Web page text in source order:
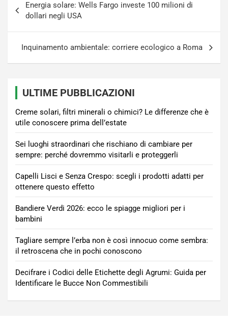
articoli
Energia solare: Wells Fargo investe 100 milioni di
dollari negli USA
Inquinamento ambientale: corriere ecologico a Roma
ULTIME PUBBLICAZIONI
Creme solari, filtri minerali o chimici? Le differenze che è
utile conoscere prima dell’estate
Sei luoghi straordinari che rischiano di cambiare per
sempre: perché dovremmo visitarli e proteggerli
Capelli Lisci e Senza Crespo: scegli i prodotti adatti per
ottenere questo effetto
Bandiere Verdi 2026: ecco le spiagge migliori per i
bambini
Tagliare sempre l’erba non è così innocuo come sembra:
il retroscena che in pochi conoscono
Decifrare i Codici delle Etichette degli Agrumi: Guida per
Identificare le Bucce Non Commestibili